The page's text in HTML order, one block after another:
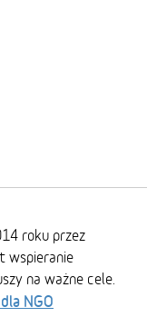
roku przez
wspieranie
na ważne cele.
NGO